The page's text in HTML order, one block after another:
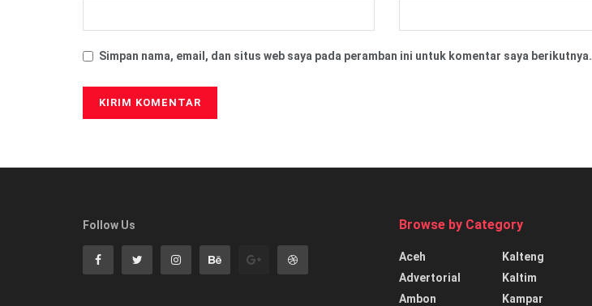
Simpan nama, email, dan situs web saya pada peramban ini untuk komentar saya berikutnya.
Follow Us Browse by Category
Aceh
Advertorial
Ambon
Kalteng
Kaltim
Kampar